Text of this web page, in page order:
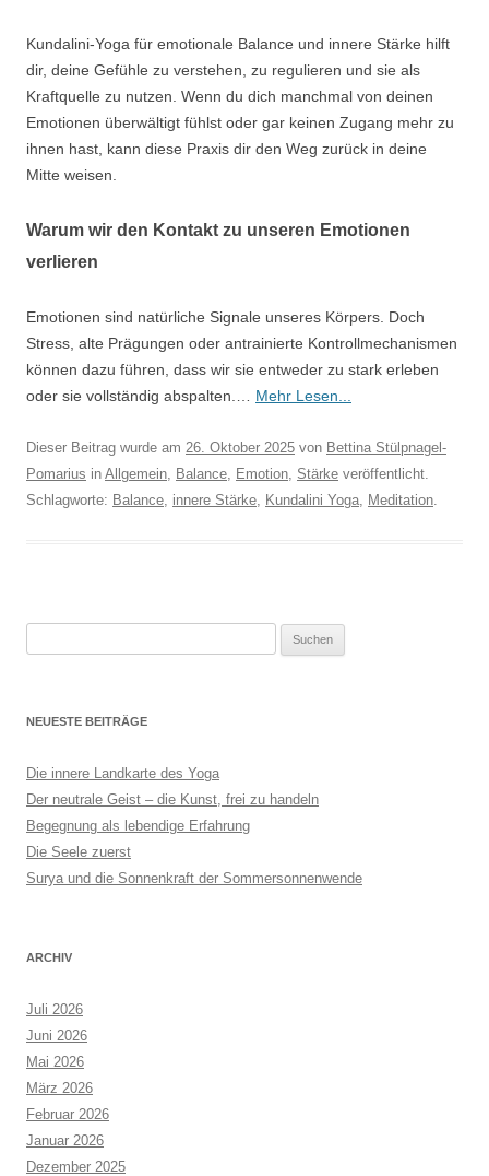
Kundalini-Yoga für emotionale Balance und innere Stärke hilft
dir, deine Gefühle zu verstehen, zu regulieren und sie als
Kraftquelle zu nutzen. Wenn du dich manchmal von deinen
Emotionen überwältigt fühlst oder gar keinen Zugang mehr zu
ihnen hast, kann diese Praxis dir den Weg zurück in deine
Mitte weisen.
Warum wir den Kontakt zu unseren Emotionen
verlieren
Emotionen sind natürliche Signale unseres Körpers. Doch
Stress, alte Prägungen oder antrainierte Kontrollmechanismen
können dazu führen, dass wir sie entweder zu stark erleben
oder sie vollständig abspalten.… Mehr Lesen...
Dieser Beitrag wurde am 26. Oktober 2025 von Bettina Stülpnagel-
Pomarius in Allgemein, Balance, Emotion, Stärke veröffentlicht.
Schlagworte: Balance, innere Stärke, Kundalini Yoga, Meditation.
NEUESTE BEITRÄGE
Die innere Landkarte des Yoga
Der neutrale Geist – die Kunst, frei zu handeln
Begegnung als lebendige Erfahrung
Die Seele zuerst
Surya und die Sonnenkraft der Sommersonnenwende
ARCHIV
Juli 2026
Juni 2026
Mai 2026
März 2026
Februar 2026
Januar 2026
Dezember 2025